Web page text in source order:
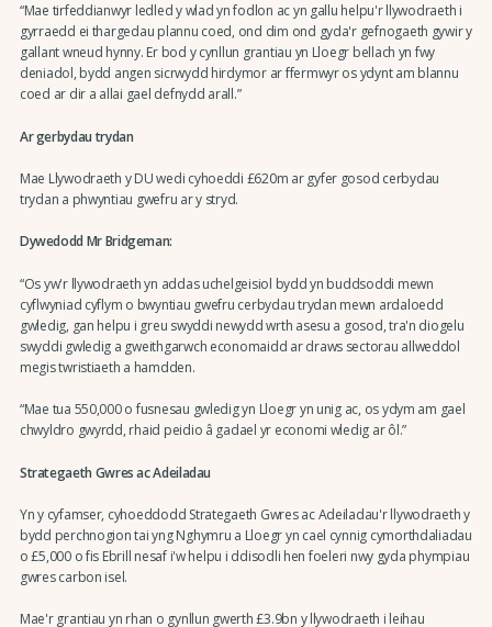
“Mae tirfeddianwyr ledled y wlad yn fodlon ac yn gallu helpu'r llywodraeth i
gyrraedd ei thargedau plannu coed, ond dim ond gyda'r gefnogaeth gywir y
gallant wneud hynny. Er bod y cynllun grantiau yn Lloegr bellach yn fwy
deniadol, bydd angen sicrwydd hirdymor ar ffermwyr os ydynt am blannu
coed ar dir a allai gael defnydd arall.”
Ar gerbydau trydan
Mae Llywodraeth y DU wedi cyhoeddi £620m ar gyfer gosod cerbydau
trydan a phwyntiau gwefru ar y stryd.
Dywedodd Mr Bridgeman:
“Os yw'r llywodraeth yn addas uchelgeisiol bydd yn buddsoddi mewn
cyflwyniad cyflym o bwyntiau gwefru cerbydau trydan mewn ardaloedd
gwledig, gan helpu i greu swyddi newydd wrth asesu a gosod, tra'n diogelu
swyddi gwledig a gweithgarwch economaidd ar draws sectorau allweddol
megis twristiaeth a hamdden.
“Mae tua 550,000 o fusnesau gwledig yn Lloegr yn unig ac, os ydym am gael
chwyldro gwyrdd, rhaid peidio â gadael yr economi wledig ar ôl.”
Strategaeth Gwres ac Adeiladau
Yn y cyfamser, cyhoeddodd Strategaeth Gwres ac Adeiladau'r llywodraeth y
bydd perchnogion tai yng Nghymru a Lloegr yn cael cynnig cymorthdaliadau
o £5,000 o fis Ebrill nesaf i'w helpu i ddisodli hen foeleri nwy gyda phympiau
gwres carbon isel.
Mae'r grantiau yn rhan o gynllun gwerth £3.9bn y llywodraeth i leihau